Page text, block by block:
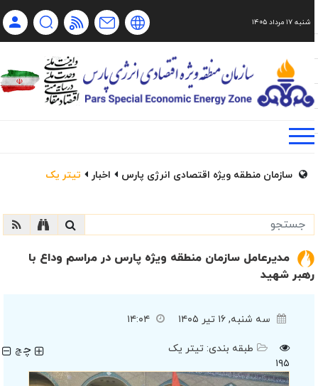
فا Ru Ch
شنبه ۱۷ مرداد ۱۴۰۵
سازمان منطقه ویژه اقتصادی انرژی پارس اخبار تیتر یک
مدیرعامل سازمان منطقه ویژه پارس در مراسم وداع با
رهبر شهید
سه شنبه, ۱۶ تیر ۱۴۰۵ ۱۴:۰۴
۱۹۵
طبقه بندی: تیتر یک چچ